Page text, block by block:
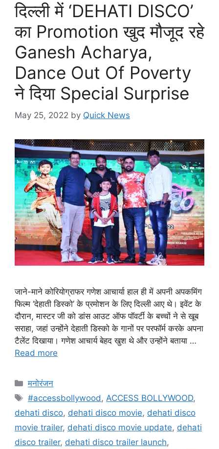
दिल्ली में ‘DEHATI DISCO’
का Promotion खुद मौजूद रहे
Ganesh Acharya,
Dance Out Of Poverty
ने दिया Special Surprise
May 25, 2022 by Quick News
जाने-माने कोरियोग्राफर गणेश आचार्या हाल ही में अपनी अपकमिंग
फिल्म ‘देहाती डिस्को’ के प्रमोशन के लिए दिल्ली आए थे। इवेंट के
दौरान, मास्टर जी को डांस आउट ऑफ पॉवर्टी के बच्चों ने से खूब
सराहा, जहां उन्होंने देहाती डिस्को के गानों पर परफॉर्म करके अपना
टैलेंट दिखाया। गणेश आचार्य बेहद खुश थे और उन्होंने बताया …
Read more
मनोरंजन
#accessbollywood,ACCESS BOLLYWOOD,
dehati disco, dehati disco movie, dehati disco
movie trailer, dehati disco movie update, dehati
disco trailer, dehati disco trailer launch,